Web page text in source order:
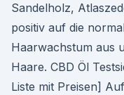
Sandelholz,
positiv auf die
Haarwachstum aus
Haare. CBD Öl
Liste mit Preisen]